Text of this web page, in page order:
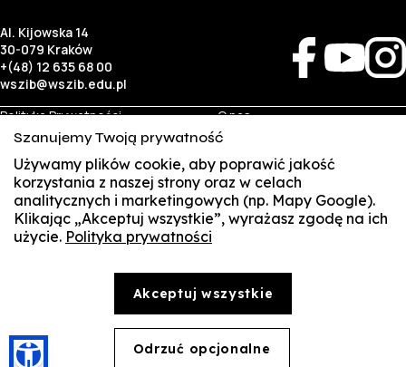
Al. Kijowska 14
30-079 Kraków
+(48) 12 635 68 00
wszib@wszib.edu.pl
Polityka Prywatności
RODO
Identyfikacja wizualna
O nas
Rekrutacja
Studia
Kontakt
Biznes
Wynajem sal
Targi pracy
Student
Multis Multum
Treści zawarte na stronie www.wszib.edu.pl oraz jej podstronach stanowią, o ile nie wskazano
części: kopiowania, reprodukowania, modyfikowania, dystrybuowania, publikowania,
wyświetlania, utrwalania oraz wykorzystywania w jakiejkolwiek innej formie. Ograniczenia
powyższe nie dotyczą dozwolonego użytku osobistego.
Szanujemy Twoją prywatność
Używamy plików cookie, aby poprawić jakość
korzystania z naszej strony oraz w celach
analitycznych i marketingowych (np. Mapy Google).
Klikając „Akceptuj wszystkie”, wyrażasz zgodę na ich
użycie. Polityka prywatności
Akceptuj wszystkie
Odrzuć opcjonalne